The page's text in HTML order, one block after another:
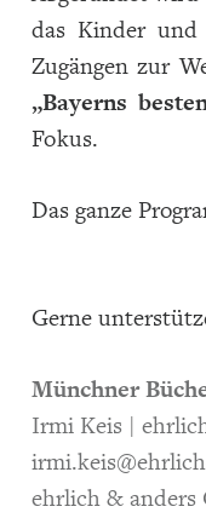
das Kinder und
Zugängen zur
„Bayerns
Fokus.
Das ganze
Gerne
Münchner
Irmi Keis |
irmi.keis
ehrlich &